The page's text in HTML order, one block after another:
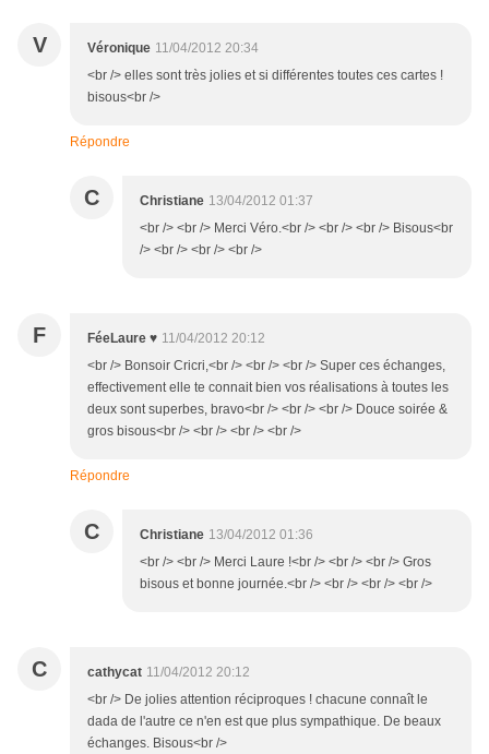
V Véronique 11/04/2012 20:34
<br /> elles sont très jolies et si différentes toutes ces cartes !
bisous<br />
Répondre
C Christiane 13/04/2012 01:37
<br /> <br /> Merci Véro.<br /> <br /> <br /> Bisous<br
/> <br /> <br /> <br />
F FéeLaure ♥ 11/04/2012 20:12
<br /> Bonsoir Cricri,<br /> <br /> <br /> Super ces échanges,
effectivement elle te connait bien vos réalisations à toutes les
deux sont superbes, bravo<br /> <br /> <br /> Douce soirée &
gros bisous<br /> <br /> <br /> <br />
Répondre
C Christiane 13/04/2012 01:36
<br /> <br /> Merci Laure !<br /> <br /> <br /> Gros
bisous et bonne journée.<br /> <br /> <br /> <br />
C cathycat 11/04/2012 20:12
<br /> De jolies attention réciproques ! chacune connaît le
dada de l'autre ce n'en est que plus sympathique. De beaux
échanges. Bisous<br />